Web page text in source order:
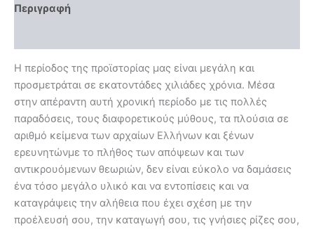
Περιγραφή
Η περίοδος της προϊστορίας μας είναι μεγάλη και
προσμετράται σε εκατοντάδες χιλιάδες χρόνια. Μέσα
στην απέραντη αυτή χρονική περίοδο με τις πολλές
παραδόσεις, τους διαφορετικούς μύθους, τα πλούσια σε
αριθμό κείμενα των αρχαίων Ελλήνων και ξένων
ερευνητώνμε το πλήθος των απόψεων και των
αντικρουόμενων θεωριών, δεν είναι εύκολο να δαμάσεις
ένα τόσο μεγάλο υλικό και να εντοπίσεις και να
καταγράψεις την αλήθεια που έχει σχέση με την
προέλευσή σου, την καταγωγή σου, τις γνήσιες ρίζες σου,